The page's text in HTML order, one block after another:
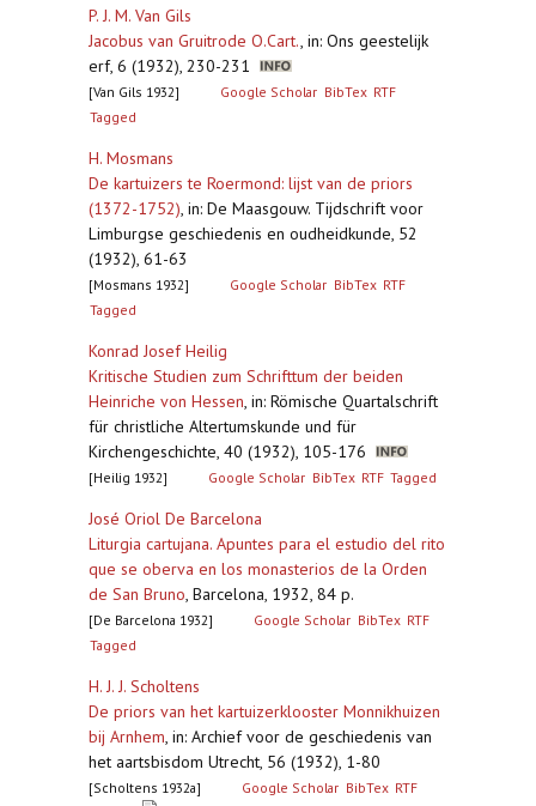
P. J. M. Van Gils
Jacobus van Gruitrode O.Cart., in: Ons geestelijk
erf, 6 (1932), 230-231
[Van Gils 1932] Google Scholar BibTex RTF
Tagged
H. Mosmans
De kartuizers te Roermond: lijst van de priors
(1372-1752), in: De Maasgouw. Tijdschrift voor
Limburgse geschiedenis en oudheidkunde, 52
(1932), 61-63
[Mosmans 1932] Google Scholar BibTex RTF
Tagged
Konrad Josef Heilig
Kritische Studien zum Schrifttum der beiden
Heinriche von Hessen, in: Römische Quartalschrift
für christliche Altertumskunde und für
Kirchengeschichte, 40 (1932), 105-176
[Heilig 1932] Google Scholar BibTex RTF Tagged
José Oriol De Barcelona
Liturgia cartujana. Apuntes para el estudio del rito
que se oberva en los monasterios de la Orden
de San Bruno, Barcelona, 1932, 84 p.
[De Barcelona 1932] Google Scholar BibTex RTF
Tagged
H. J. J. Scholtens
De priors van het kartuizerklooster Monnikhuizen
bij Arnhem, in: Archief voor de geschiedenis van
het aartsbisdom Utrecht, 56 (1932), 1-80
[Scholtens 1932a] Google Scholar BibTex RTF